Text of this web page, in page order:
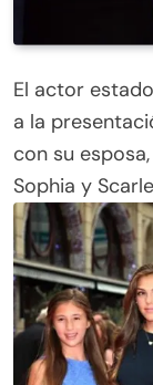
El actor
a la
con su
Sophia y